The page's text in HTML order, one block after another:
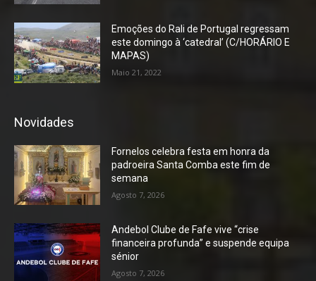
Emoções do Rali de Portugal regressam
este domingo à ‘catedral’ (C/HORÁRIO E
MAPAS)
Maio 21, 2022
Novidades
Fornelos celebra festa em honra da
padroeira Santa Comba este fim de
semana
Agosto 7, 2026
Andebol Clube de Fafe vive “crise
financeira profunda” e suspende equipa
sénior
Agosto 7, 2026